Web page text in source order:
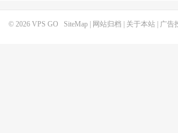
© 2026 VPS GO SiteMap| 网站归档 | 关于本站| 广告